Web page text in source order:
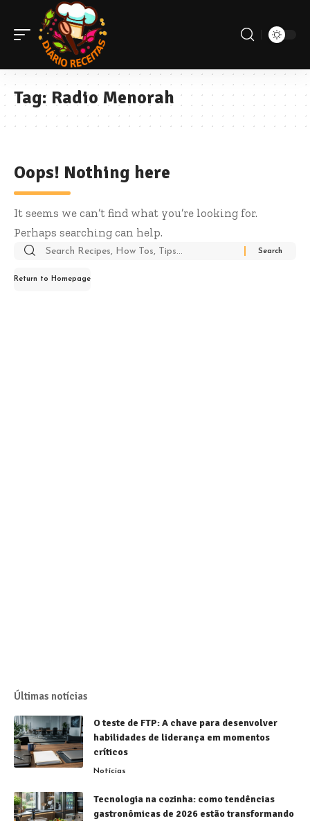
Tag: Radio Menorah
Oops! Nothing here
It seems we can’t find what you’re looking for.
Perhaps searching can help.
Return to Homepage
Últimas notícias
O teste de FTP: A chave para desenvolver
habilidades de liderança em momentos
críticos
Notícias
Tecnologia na cozinha: como tendências
gastronômicas de 2026 estão transformando